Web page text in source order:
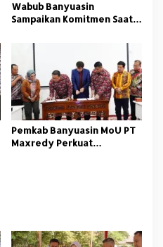
Wabub Banyuasin
Sampaikan Komitmen Saat
Nasional
Pemkab Banyuasin MoU PT
Maxredy Perkuat